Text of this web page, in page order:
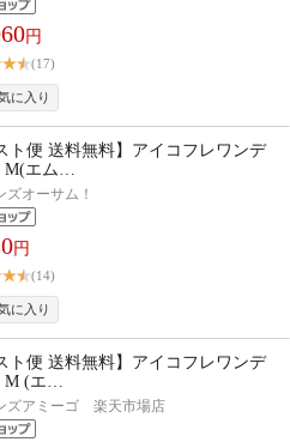
円
(17)
ト便 送料無料】アイコフレワンデ
M(エム…
ズオーサム！
円
(14)
ト便 送料無料】アイコフレワンデ
M (エ…
ズアミーゴ 楽天市場店